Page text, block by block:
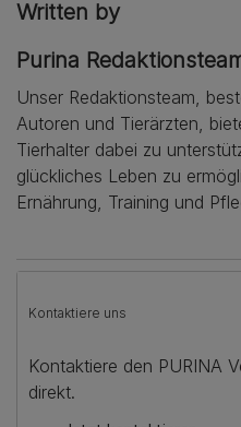
Written by
Purina
Unser Redaktionsteam,
Autoren und Tierärzten,
Tierhalter dabei zu
glückliches Leben zu
Ernährung, Training und
Kontaktiere uns
Kontaktiere den PURINA
direkt.